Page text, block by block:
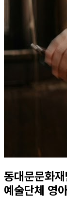
동대문문화
예술단체 영